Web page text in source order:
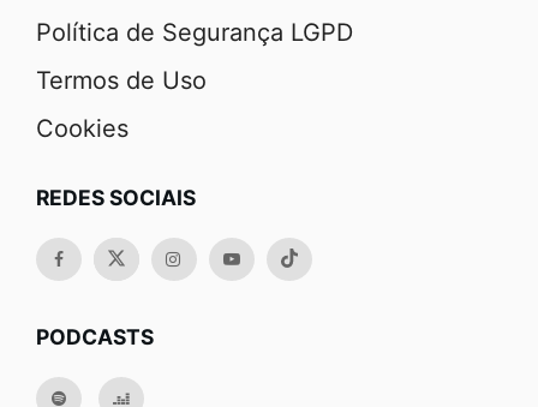
Política de Segurança LGPD
Termos de Uso
Cookies
REDES SOCIAIS
PODCASTS